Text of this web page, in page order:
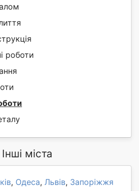
роботи
Інші міста
, Одеса, Львів, Запоріжжя